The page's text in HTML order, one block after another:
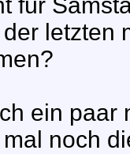
für
letzten
ein paar
noch